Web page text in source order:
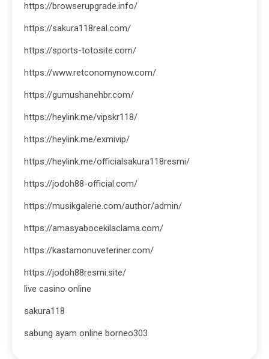
https://browserupgrade.info/
https://sakura118real.com/
https://sports-totosite.com/
https://www.retconomynow.com/
https://gumushanehbr.com/
https://heylink.me/vipskr118/
https://heylink.me/exmivip/
https://heylink.me/officialsakura118resmi/
https://jodoh88-official.com/
https://musikgalerie.com/author/admin/
https://amasyabocekilaclama.com/
https://kastamonuveteriner.com/
https://jodoh88resmi.site/
live casino online
sakura118
sabung ayam online borneo303